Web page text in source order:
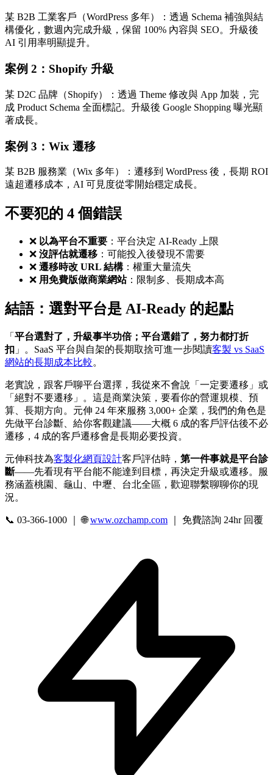
某 B2B 工業客戶（WordPress 多年）：透過 Schema 補強與結
構優化，數週內完成升級，保留 100% 內容與 SEO。升級後
AI 引用率明顯提升。
案例 2：Shopify 升級
某 D2C 品牌（Shopify）：透過 Theme 修改與 App 加裝，完
成 Product Schema 全面標記。升級後 Google Shopping 曝光顯
著成長。
案例 3：Wix 遷移
某 B2B 服務業（Wix 多年）：遷移到 WordPress 後，長期 ROI
遠超遷移成本，AI 可見度從零開始穩定成長。
不要犯的 4 個錯誤
❌ 以為平台不重要 ：平台決定 AI-Ready 上限
❌ 沒評估就遷移 ：可能投入後發現不需要
❌ 遷移時改 URL 結構：權重大量流失
❌ 用免費版做商業網站：限制多、長期成本高
結語：選對平台是 AI-Ready 的起點
「 平台選對了，升級事半功倍；平台選錯了，努力都打折
扣 」。SaaS 平台與自架的長期取捨可進一步閱讀客製 vs SaaS
網站的長期成本比較。
老實說，跟客戶聊平台選擇，我從來不會說「一定要遷移」或
「絕對不要遷移」。這是商業決策，要看你的營運規模、預
算、長期方向。元伸 24 年來服務 3,000+ 企業，我們的角色是
先做平台診斷、給你客觀建議——大概 6 成的客戶評估後不必
遷移，4 成的客戶遷移會是長期必要投資。
元伸科技為客製化網頁設計客戶評估時， 第一件事就是平台診
斷——先看現有平台能不能達到目標，再決定升級或遷移。服
務涵蓋桃園、龜山、中壢、台北全區，歡迎聯繫聊聊你的現
況。
📞 03-366-1000 ｜ 🌐www.ozchamp.com ｜ 免費諮詢 24hr 回覆